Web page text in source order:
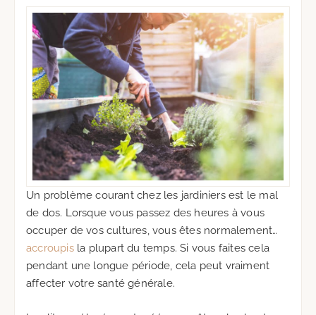
Un problème courant chez les jardiniers est le mal
de dos. Lorsque vous passez des heures à vous
occuper de vos cultures, vous êtes normalement…
accroupisla plupart du temps. Si vous faites cela
pendant une longue période, cela peut vraiment
affecter votre santé générale.